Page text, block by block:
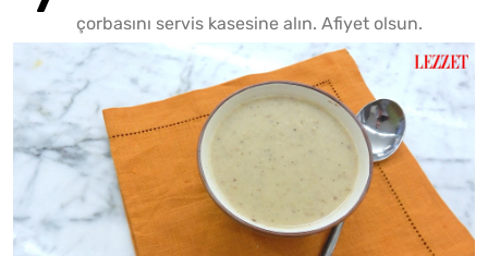
çorbasını servis kasesine alın. Afiyet olsun.